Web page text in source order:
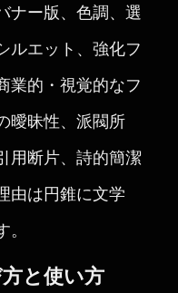
ナー版、色調、選
ルエット、強化フ
業的・視覚的なフ
曖昧性、派閥所
用断片、詩的簡潔
由は円錐に文学
と使い方